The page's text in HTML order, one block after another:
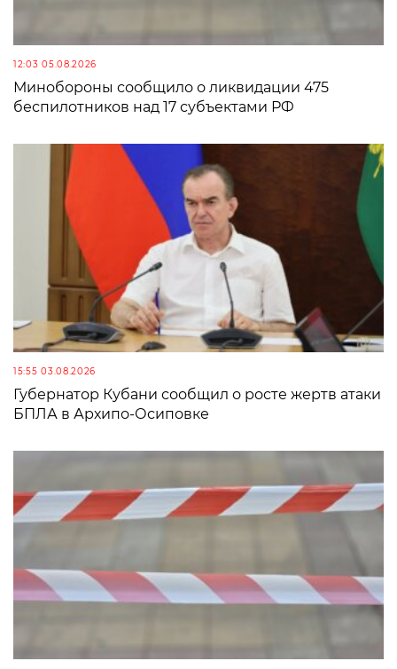
12:03 05.08.2026
Минобороны сообщило о ликвидации 475
беспилотников над 17 субъектами РФ
15:55 03.08.2026
Губернатор Кубани сообщил о росте жертв атаки
БПЛА в Архипо-Осиповке